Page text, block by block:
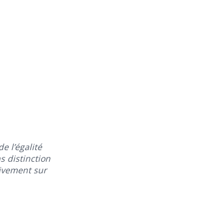
l’égalité
distinction
sur